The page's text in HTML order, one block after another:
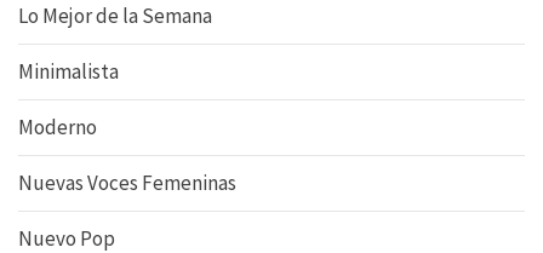
Lo Mejor de la Semana
Minimalista
Moderno
Nuevas Voces Femeninas
Nuevo Pop